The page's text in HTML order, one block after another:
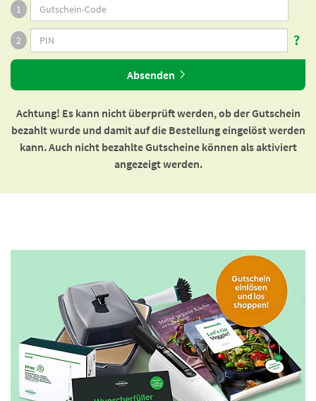
1
2 ?
Absenden
Achtung! Es kann nicht überprüft werden, ob der Gutschein
bezahlt wurde und damit auf die Bestellung eingelöst werden
kann. Auch nicht bezahlte Gutscheine können als aktiviert
angezeigt werden.